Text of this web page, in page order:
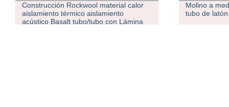
Construcción Rockwool material calor
aislamiento térmico aislamiento
acústico Basalt tubo/tubo con Lámina
Molino a
tubo de